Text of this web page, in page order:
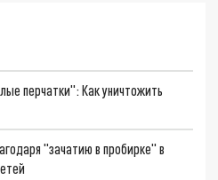
перчатки": Как уничтожить
"зачатию в пробирке" в